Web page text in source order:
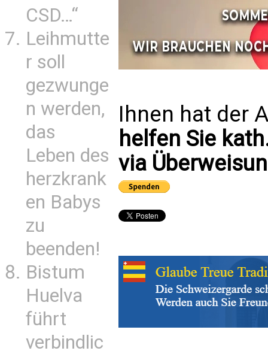
CSD…“
Leihmutte
r soll
gezwunge
n werden,
das
Leben des
herzkrank
en Babys
zu
beenden!
Bistum
Huelva
führt
verbindlic
Ihnen hat der
helfen Sie
via